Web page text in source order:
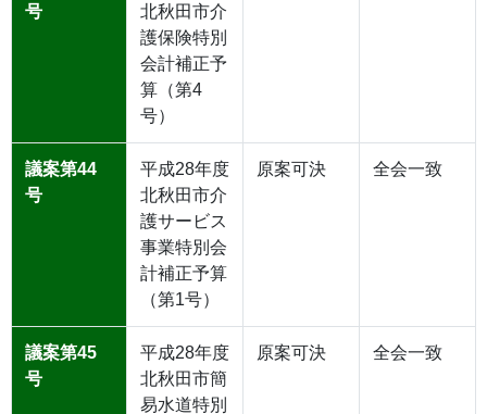
号
北秋田市介
護保険特別
会計補正予
算（第4
号）
議案第44
号
平成28年度
北秋田市介
護サービス
事業特別会
計補正予算
（第1号）
原案可決 全会一致
議案第45
号
平成28年度
北秋田市簡
易水道特別
原案可決 全会一致